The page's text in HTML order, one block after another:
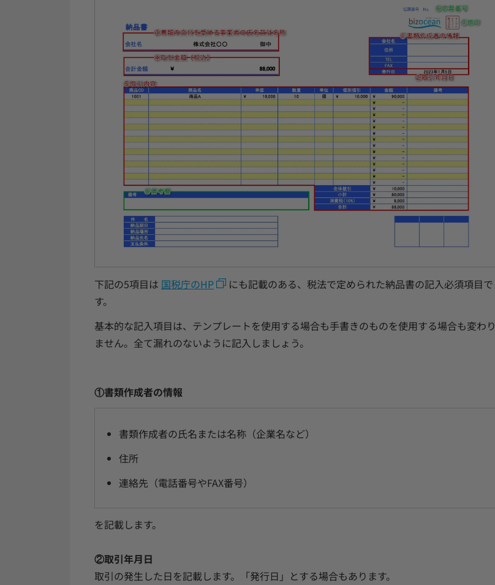
下記の5項目は 国税庁のHP
にも記載のある、税法で定められた納品書の記入必須項目で
す。
基本的な記入項目は、テンプレートを使用する場合も手書きのものを使用する場合も変わり
ません。全て漏れのないように記入しましょう。
①書類作成者の情報
書類作成者の氏名または名称（企業名など）
住所
連絡先（電話番号やFAX番号）
を記載します。
②取引年月日
取引の発生した日を記載します。「発行日」とする場合もあります。